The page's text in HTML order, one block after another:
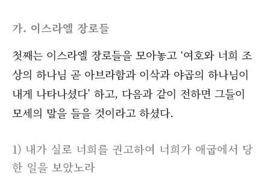
가. 이스라엘 장로들
첫째는 이스라엘 장로들을 모아놓고 ‘여호와 너희 조
상의 하나님 곧 아브라함과 이삭과 야곱의 하나님이
내게 나타나셨다’ 하고, 다음과 같이 전하면 그들이
모세의 말을 들을 것이라고 하셨다.
1) 내가 실로 너희를 권고하여 너희가 애굽에서 당
한 일을 보았노라